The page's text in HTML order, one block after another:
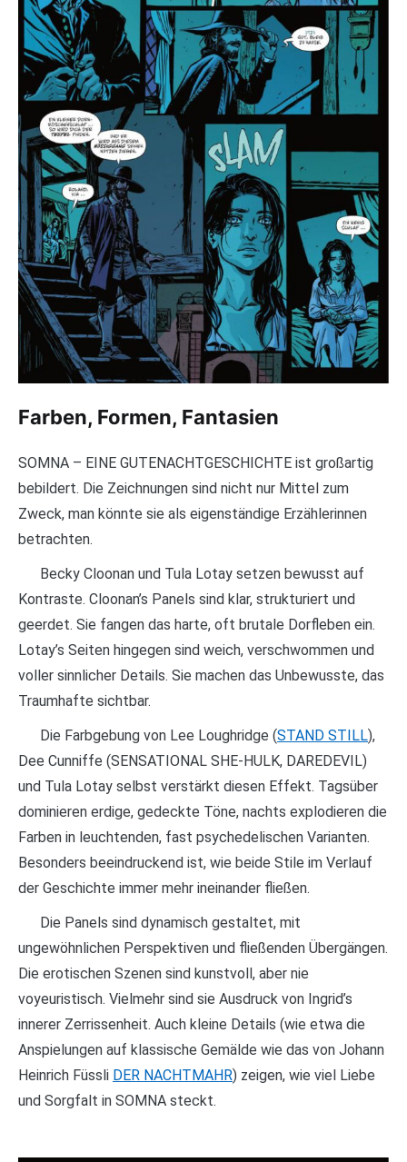
Farben, Formen, Fantasien
SOMNA – EINE GUTENACHTGESCHICHTE ist großartig
bebildert. Die Zeichnungen sind nicht nur Mittel zum
Zweck, man könnte sie als eigenständige Erzählerinnen
betrachten.
Becky Cloonan und Tula Lotay setzen bewusst auf
Kontraste. Cloonan’s Panels sind klar, strukturiert und
geerdet. Sie fangen das harte, oft brutale Dorfleben ein.
Lotay’s Seiten hingegen sind weich, verschwommen und
voller sinnlicher Details. Sie machen das Unbewusste, das
Traumhafte sichtbar.
Die Farbgebung von Lee Loughridge (STAND STILL),
Dee Cunniffe (SENSATIONAL SHE-HULK, DAREDEVIL)
und Tula Lotay selbst verstärkt diesen Effekt. Tagsüber
dominieren erdige, gedeckte Töne, nachts explodieren die
Farben in leuchtenden, fast psychedelischen Varianten.
Besonders beeindruckend ist, wie beide Stile im Verlauf
der Geschichte immer mehr ineinander fließen.
Die Panels sind dynamisch gestaltet, mit
ungewöhnlichen Perspektiven und fließenden Übergängen.
Die erotischen Szenen sind kunstvoll, aber nie
voyeuristisch. Vielmehr sind sie Ausdruck von Ingrid’s
innerer Zerrissenheit. Auch kleine Details (wie etwa die
Anspielungen auf klassische Gemälde wie das von Johann
Heinrich Füssli DER NACHTMAHR) zeigen, wie viel Liebe
und Sorgfalt in SOMNA steckt.